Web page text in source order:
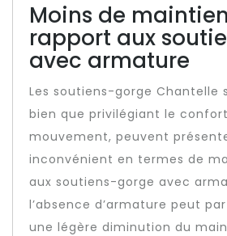
Moins de
rapport aux
avec armature
Les soutiens-gorge Chantelle
bien que privilégiant le
mouvement, peuvent
inconvénient en termes de
aux soutiens-gorge avec
l’absence d’armature peut
une légère diminution du